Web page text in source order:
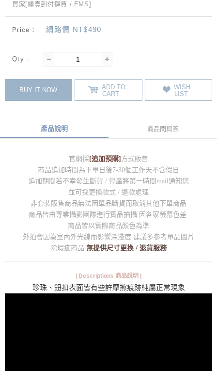
買家[順豐到付運費 / EMS]
Price：網路價 NT$490
Qty :
BUY IT NOW
ADD TO
CART
WISH
LIST
產品說明 商品問與答
官網採[追加預購]方式販售
商品追加時間為下單日後7-30個工作天不含假日
追加期間若不幸發生斷貨 / 停產將第一時間mail通知您
並可採更換款式 / 退款處理
非套裝販售商品無法因單品斷貨而取消其他下單商品
商品皆由專業攝影團隊進行實品拍攝 因各家螢幕色差
商品皆以實際商品顏色為準
外拍會因為室內外光線而影響深淺度 建議多參考單品圖片
除瑕疵商品 無提供尺寸更換 / 退貨服務
| Descriptions 商品說明 |
珍珠、鈕扣表面皆有些許摩擦痕跡純屬正常現象